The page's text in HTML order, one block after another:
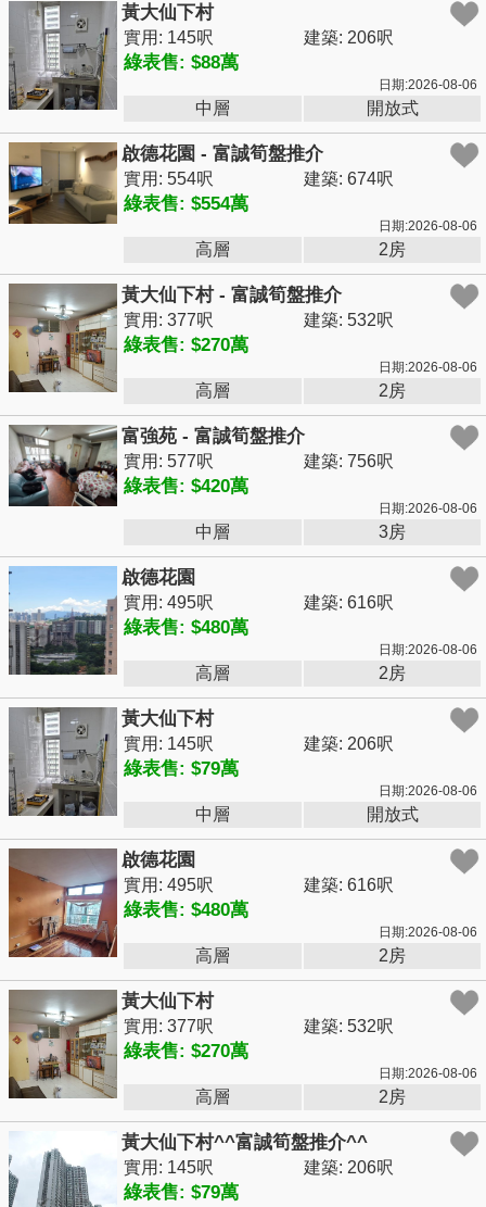
黃大仙下村
實用: 145呎 建築: 206呎
綠表售: $88萬
日期:2026-08-06
中層 開放式
啟德花園 - 富誠筍盤推介
實用: 554呎 建築: 674呎
綠表售: $554萬
日期:2026-08-06
高層 2房
黃大仙下村 - 富誠筍盤推介
實用: 377呎 建築: 532呎
綠表售: $270萬
日期:2026-08-06
高層 2房
富強苑 - 富誠筍盤推介
實用: 577呎 建築: 756呎
綠表售: $420萬
日期:2026-08-06
中層 3房
啟德花園
實用: 495呎 建築: 616呎
綠表售: $480萬
日期:2026-08-06
高層 2房
黃大仙下村
實用: 145呎 建築: 206呎
綠表售: $79萬
日期:2026-08-06
中層 開放式
啟德花園
實用: 495呎 建築: 616呎
綠表售: $480萬
日期:2026-08-06
高層 2房
黃大仙下村
實用: 377呎 建築: 532呎
綠表售: $270萬
日期:2026-08-06
高層 2房
黃大仙下村^^富誠筍盤推介^^
實用: 145呎 建築: 206呎
綠表售: $79萬